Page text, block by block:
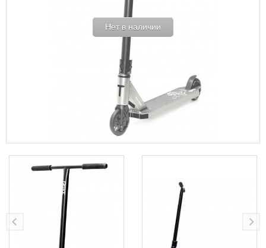
Нет в наличии